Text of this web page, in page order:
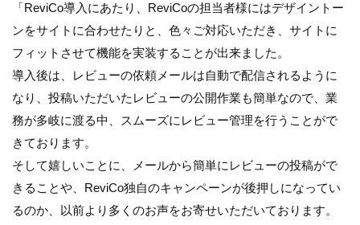
「ReviCo導入にあたり、ReviCoの担当者様にはデザイントー
ンをサイトに合わせたりと、色々ご対応いただき、サイトに
フィットさせて機能を実装することが出来ました。
導入後は、レビューの依頼メールは自動で配信されるように
なり、投稿いただいたレビューの公開作業も簡単なので、業
務が多岐に渡る中、スムーズにレビュー管理を行うことがで
きております。
そして嬉しいことに、メールから簡単にレビューの投稿がで
きることや、ReviCo独自のキャンペーンが後押しになってい
るのか、以前より多くのお声をお寄せいただいております。